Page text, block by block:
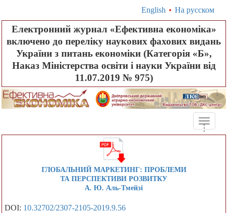
English • На русском
Електронний журнал «Ефективна економіка»
включено до переліку наукових фахових видань
України з питань економіки (Категорія «Б»,
Наказ Міністерства освіти і науки України від
11.07.2019 № 975)
Toggle
...
ГЛОБАЛЬНИЙ МАРКЕТИНГ: ПРОБЛЕМИ
ТА ПЕРСПЕКТИВИ РОЗВИТКУ
А. Ю. Аль-Тмейзі
DOI: 10.32702/2307-2105-2019.9.56